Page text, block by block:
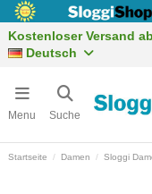
Kostenloser Versand
Deutsch
Menu Suche
Startseite Damen Sloggi